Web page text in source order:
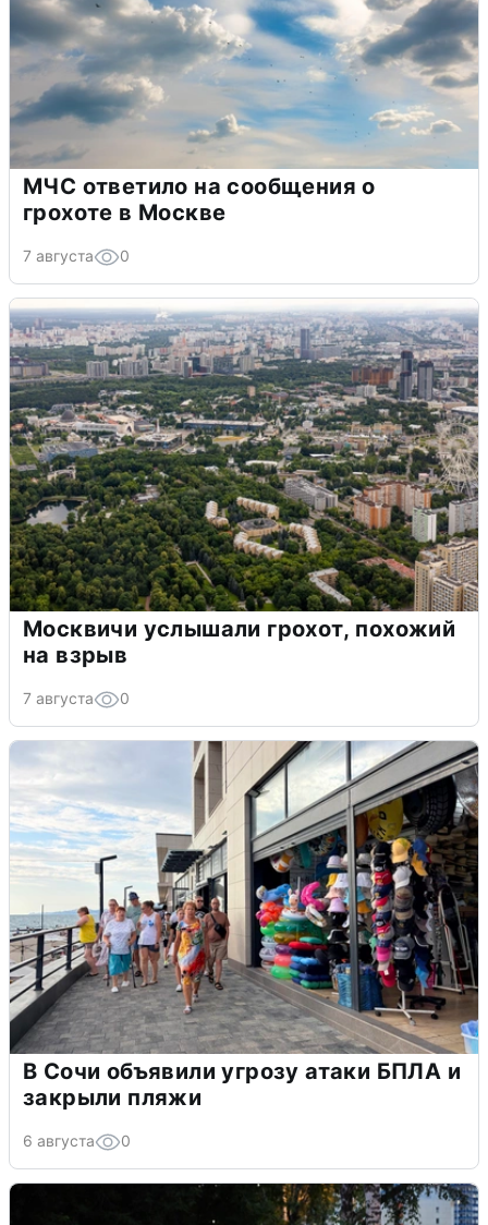
МЧС ответило на сообщения о
грохоте в Москве
7 августа 0
Москвичи услышали грохот, похожий
на взрыв
7 августа 0
В Сочи объявили угрозу атаки БПЛА и
закрыли пляжи
6 августа 0